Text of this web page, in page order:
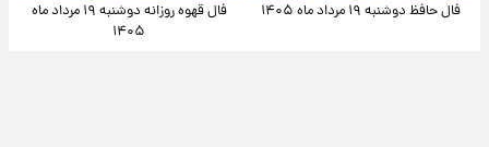
فال حافظ دوشنبه ۱۹ مرداد ماه ۱۴۰۵
فال قهوه روزانه دوشنبه ۱۹ مرداد ماه
۱۴۰۵